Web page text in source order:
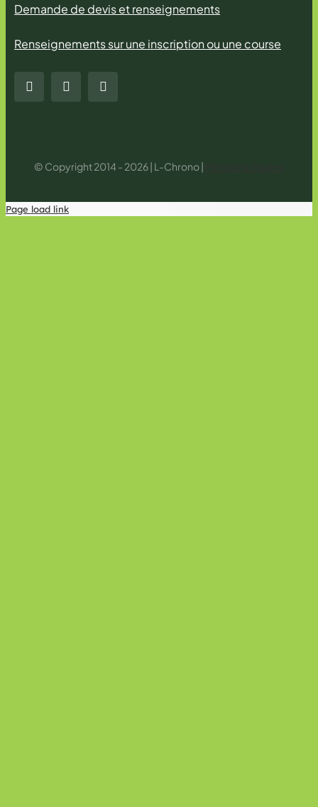
Demande de devis et renseignements
Renseignements sur une inscription ou une course
© Copyright 2014 - 2026 | L-Chrono |
Page load link